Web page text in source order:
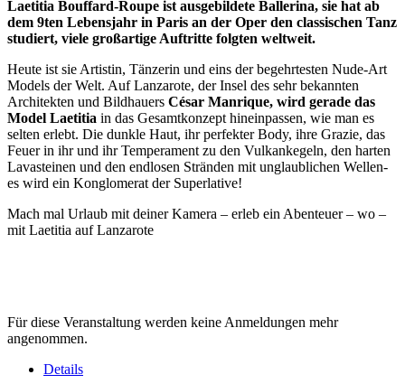
Laetitia Bouffard-Roupe ist ausgebildete Ballerina, sie hat ab
dem 9ten Lebensjahr in Paris an der Oper den classischen Tanz
studiert, viele großartige Auftritte folgten weltweit.
Heute ist sie Artistin, Tänzerin und eins der begehrtesten Nude-Art
Models der Welt. Auf Lanzarote, der Insel des sehr bekannten
Architekten und Bildhauers César Manrique, wird gerade das
Model Laetitia in das Gesamtkonzept hineinpassen, wie man es
selten erlebt. Die dunkle Haut, ihr perfekter Body, ihre Grazie, das
Feuer in ihr und ihr Temperament zu den Vulkankegeln, den harten
Lavasteinen und den endlosen Stränden mit unglaublichen Wellen-
es wird ein Konglomerat der Superlative!
Mach mal Urlaub mit deiner Kamera – erleb ein Abenteuer – wo –
mit Laetitia auf Lanzarote
Für diese Veranstaltung werden keine Anmeldungen mehr
angenommen.
Details